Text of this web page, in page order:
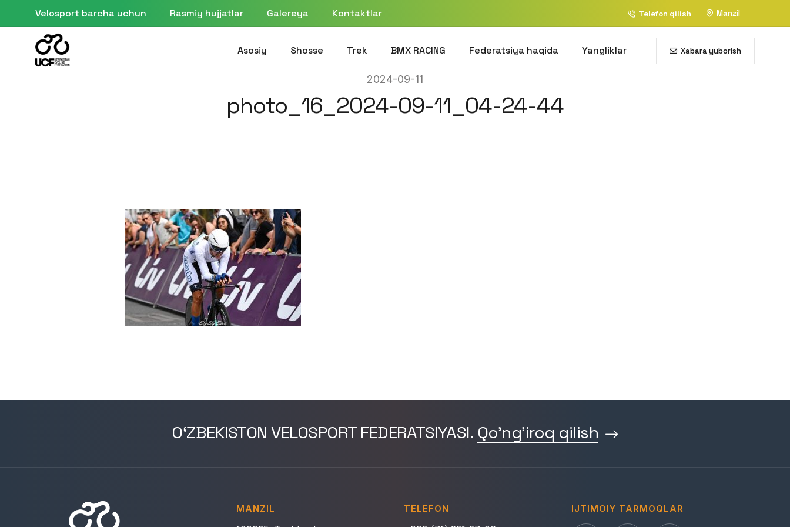
Velosport barcha uchun Rasmiy hujjatlar Galereya Kontaktlar Telefon qilish Manzil
Asosiy Shosse Trek BMX RACING Federatsiya haqida Yangliklar Xabara yuborish
2024-09-11
photo_16_2024-09-11_04-24-44
O‘ZBEKISTON VELOSPORT FEDERATSIYASI. Qo'ng'iroq qilish
MANZIL TELEFON IJTIMOIY TARMOQLAR